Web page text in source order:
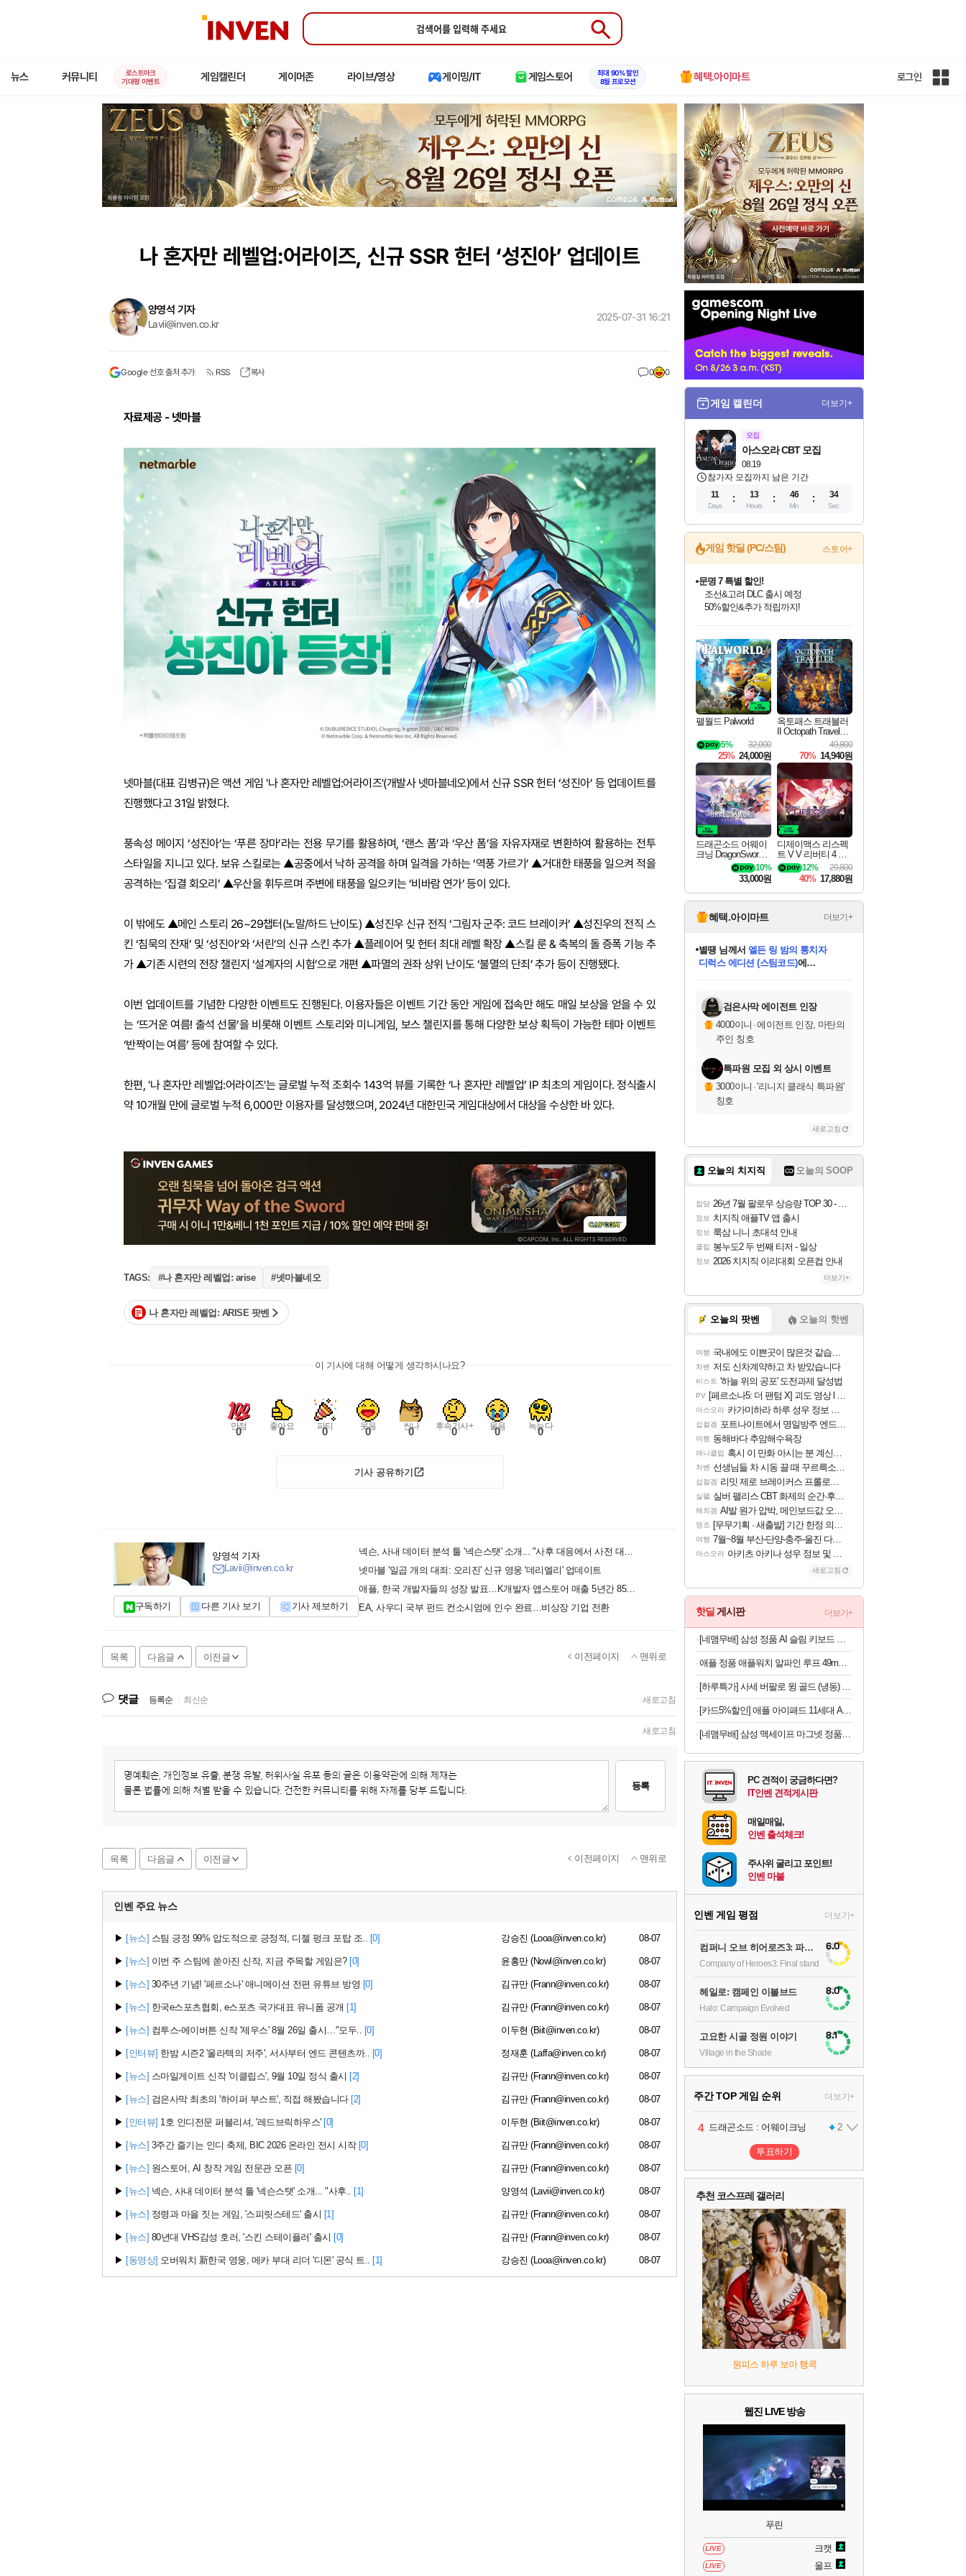
인
Submit
뉴스 커뮤니티
로스트아크
기대평 이벤트
게임캘린더 게이머존 라이브/영상 게이밍/IT 게임스토어
최대 90% 할인
8월 프로모션
혜택.아이마트 로그인
인
나 혼자만 레벨업:어라이즈, 신규 SSR 헌터 ‘성진아’ 업데이트
양영석 기자
Lavii@inven.co.kr
Google 선호 출처 추가 RSS 복사 0 0
2025-07-31 16:21
자료제공 - 넷마블
넷마블(대표 김병규)은 액션 게임 '나 혼자만 레벨업:어라이즈'(개발사 넷마블네오)에서 신규 SSR 헌터 ‘성진아’ 등 업데이트를
진행했다고 31일 밝혔다.
풍속성 메이지 ‘성진아’는 ‘푸른 장마’라는 전용 무기를 활용하며, ‘랜스 폼’과 ‘우산 폼’을 자유자재로 변환하여 활용하는 전투
스타일을 지니고 있다. 보유 스킬로는 ▲공중에서 낙하 공격을 하며 일격을 가하는 ‘역풍 가르기’ ▲거대한 태풍을 일으켜 적을
공격하는 ‘집결 회오리’ ▲우산을 휘두르며 주변에 태풍을 일으키는 ‘비바람 연가’ 등이 있다.
이 밖에도 ▲메인 스토리 26~29챕터(노말/하드 난이도) ▲성진우 신규 전직 ‘그림자 군주: 코드 브레이커’ ▲성진우의 전직 스
킨 ‘침묵의 잔재’ 및 ‘성진아’와 ‘서린’의 신규 스킨 추가 ▲플레이어 및 헌터 최대 레벨 확장 ▲스킬 룬 & 축복의 돌 증폭 기능 추
가 ▲기존 시련의 전장 챌린지 ‘설계자의 시험’으로 개편 ▲파멸의 권좌 상위 난이도 ‘불멸의 단죄’ 추가 등이 진행됐다.
이번 업데이트를 기념한 다양한 이벤트도 진행된다. 이용자들은 이벤트 기간 동안 게임에 접속만 해도 매일 보상을 얻을 수 있
는 ‘뜨거운 여름! 출석 선물’을 비롯해 이벤트 스토리와 미니게임, 보스 챌린지를 통해 다양한 보상 획득이 가능한 테마 이벤트
‘반짝이는 여름’ 등에 참여할 수 있다.
한편, '나 혼자만 레벨업:어라이즈'는 글로벌 누적 조회수 143억 뷰를 기록한 ‘나 혼자만 레벨업’ IP 최초의 게임이다. 정식출시
약 10개월 만에 글로벌 누적 6,000만 이용자를 달성했으며, 2024년 대한민국 게임대상에서 대상을 수상한 바 있다.
TAGS: #나 혼자만 레벨업: arise #넷마블네오
나 혼자만 레벨업: ARISE 팟벤
이 기사에 대해 어떻게 생각하시나요?
만점
0 좋아요
0 파티
0 웃음
0 씬나
0 후속기사+
0 울음
0 녹는다
0
기사 공유하기
양영석 기자
Lavii@inven.co.kr
구독하기 다른 기사 보기 기사 제보하기
넥슨, 사내 데이터 분석 툴 '넥슨스탯' 소개... "사후 대응에서 사전 대비로"
넷마블 '일곱 개의 대죄: 오리진' 신규 영웅 '데리엘리' 업데이트
애플, 한국 개발자들의 성장 발표…K개발자 앱스토어 매출 5년간 85% 급성장
EA, 사우디 국부 펀드 컨소시엄에 인수 완료…비상장 기업 전환
목록 다음글 이전글 이전페이지 맨위로
댓글 등록순 최신순 새로고침
새로고침
등록
목록 다음글 이전글 이전페이지 맨위로
인벤 주요 뉴스
▶ [뉴스] 스팀 긍정 99% 압도적으로 긍정적, 디젤 펑크 포탑 조.. [0] 강승진 (Looa@inven.co.kr) 08-07
▶ [뉴스] 이번 주 스팀에 쏟아진 신작, 지금 주목할 게임은? [0] 윤홍만 (Nowl@inven.co.kr) 08-07
▶ [뉴스] 30주년 기념! '페르소나' 애니메이션 전편 유튜브 방영 [0] 김규만 (Frann@inven.co.kr) 08-07
▶ [뉴스] 한국e스포츠협회, e스포츠 국가대표 유니폼 공개 [1] 김규만 (Frann@inven.co.kr) 08-07
▶ [뉴스] 컴투스-에이버튼 신작 '제우스' 8월 26일 출시…"모두.. [0] 이두현 (Biit@inven.co.kr) 08-07
▶ [인터뷰] 한밤 시즌2 '울라텍의 저주', 서사부터 엔드 콘텐츠까.. [0] 정재훈 (Laffa@inven.co.kr) 08-07
▶ [뉴스] 스마일게이트 신작 '이클립스', 9월 10일 정식 출시 [2] 김규만 (Frann@inven.co.kr) 08-07
▶ [뉴스] 검은사막 최초의 '하이퍼 부스트', 직접 해봤습니다 [2] 김규만 (Frann@inven.co.kr) 08-07
▶ [인터뷰] 1호 인디전문 퍼블리셔, '레드브릭하우스' [0] 이두현 (Biit@inven.co.kr) 08-07
▶ [뉴스] 3주간 즐기는 인디 축제, BIC 2026 온라인 전시 시작 [0] 김규만 (Frann@inven.co.kr) 08-07
▶ [뉴스] 원스토어, AI 창작 게임 전문관 오픈 [0] 김규만 (Frann@inven.co.kr) 08-07
▶ [뉴스] 넥슨, 사내 데이터 분석 툴 '넥슨스탯' 소개... "사후.. [1] 양영석 (Lavii@inven.co.kr) 08-07
▶ [뉴스] 정령과 마을 짓는 게임, '스피릿스테드' 출시 [1] 김규만 (Frann@inven.co.kr) 08-07
▶ [뉴스] 80년대 VHS감성 호러, '스킨 스테이플러' 출시 [0] 김규만 (Frann@inven.co.kr) 08-07
▶ [동영상] 오버워치 新한국 영웅, 메카 부대 리더 '디몬' 공식 트.. [1] 강승진 (Looa@inven.co.kr) 08-07
벤
게임 캘린더 더보기+
모집
08.19
아스오라 CBT 모집
참가자 모집까지 남은 기간
11
Days
13
Hours
46
Min
32
Sec
게임 핫딜 (PC/스팀) 스토어+
최대 90% 할인가를 만나보세요!
네이버혜택과 함께 만나보세요!
문명 7 특별 할인!
조선&고려 DLC 출시 예정
마블 투혼 파이팅 소울즈 정식출시!
마블 히어로 총 출동&화려한 격투!
네이버 포인트 혜택까지!
이니&베니 혜택까지!
네이버 혜택가와 함께 예약하세요!
할인&네이버혜택으로 만나보세요!
네이버페이 혜택과 만나보세요!
40주년 프로모션으로 만나보세요!
할인가에 만나보세요!
일부 에디션 상시 할인!
혜택으로 예약 판매 중
편안하게 충전하세요
팰월드 Palworld
32,000
5%
25% 24,000원
옥토패스 트래블러
II Octopath Traveler I
49,800
70% 14,940원
드래곤소드 어웨이
크닝 DragonSword A
10%
33,000원
디제이맥스 리스펙
트 V V 리버티 4 팩
DJMAX RESPECT
V V Liberty 4 Pack D
29,800
12%
40% 17,880원
혜택.아이마트 더보기+
교환.
당첨되셨습니다.
니코 님께서 (본편포함) 데이브 더
다이버 인 더 정글 번들 (스팀코드)
당첨되셨습니다.
당첨되셨습니다.
당첨되셨습니다.
당첨되셨습니다.
당첨되셨습니다.
에디션 (스팀코드)를 교환.
당첨되셨습니다.
검은사막 에이전트 인장
4000이니 ·에이전트 인장, 마탄의
주인 칭호
특파원 모집 외 상시 이벤트
3000이니 ·'리니지 클래식 특파원'
칭호
새로고침
오늘의 치지직 오늘의 SOOP
잡담 26년 7월 팔로우 상승량 TOP 30 - 월간 치지직
정보 치지직 애플TV 앱 출시
정보 룩삼 니니 초대석 안내
클립 봉누도2 두 번째 티저 - 일상
정보 2026 치지직 이리대회 오픈컵 안내
더보기+
오늘의 팟벤 오늘의 핫벤
여행 국내에도 이쁜곳이 많은것 같습니다
차벤 저도 신차계약하고 차 받았습니다
비스트 '하늘 위의 공포' 도전과제 달성법
PV [페르소나5: 더 팬텀 X] 괴도 영상 l 타카마키 안·댄싱 스타
아스오라 카가미하라 하루 성우 정보 및 주요 필모
섭컬겜 포트나이트에서 명일방주 엔드필드 [펠리카] 판매 예정
여행 동해바다 추암해수욕장
애니클립 혹시 이 만화 아시는 분 계신가요
차벤 선생님들 차 시동 끌 때 꾸르륵소리나는데
섭컬겜 리밋 제로 브레이커스 프롤로그 테스트 후기 영상 업로드
실팰 실버 팰리스 CBT 화제의 순간·후기 모음
해외겜 AI발 원가 압박, 메인보드값 오르나
명조 [무무기획 · 새출발] 기간 한정 의뢰 이벤트
여행 7월~8월 부산-단양-충주-울진 다녀왔어요~
아스오라 아키츠 아키나 성우 정보 및 주요 필모
새로고침
핫딜 게시판 더보기+
[네맴무배] 삼성 정품 AI 슬림 키보드 북커버 케이스 블랙, 갤럭시 탭 S11
애플 정품 애플워치 알파인 루프 49mm 블랙 티타늄 마감, M, 라이트 블루
[하루특가] 사세 버팔로 윙 골드 (냉동) 1kg
[카드5%할인] 애플 아이패드 11세대 A16 WiFi 실버, 256GB, WiFi전용
[네맴무배] 삼성 맥세이프 마그넷 정품 플라베어 댄싱베어 미러 케이스 커버 갤럭시S26
PC 견적이 궁금하다면?
IT인벤 견적게시판
매일매일,
인벤 출석체크!
주사위 굴리고 포인트!
인벤 마블
인벤 게임 평점 더보기+
컴퍼니 오브 히어로즈3: 파이널 스탠드
Company of Heroes3: Final stand
6.0
헤일로: 캠페인 이볼브드
Halo: Campaign Evolved
8.0
고요한 시골 정원 이야기
Village in the Shade
8.1
주간 TOP 게임 순위 더보기+
1 팰월드
2 1
3 프로야구스피리츠2026 2
4 드래곤소드 : 어웨이크닝 2
5 블라인드 삼국 1
6 그랑블루 판타지 리링크 - 엔드리스 라그나로크 1
7 리듬 천국 미라클 스타즈 2
8 헤일로: 캠페인 이볼브드 2
9 캡틴 츠바사 2 월드 파이터즈
10 레고 배트맨: 레거시 오브 더 다크 나이트
투표하기
추천 코스프레 갤러리
원피스 하루 보아 행콕
웹진 LIVE 방송
푸린
LIVE 크캣
LIVE 울프